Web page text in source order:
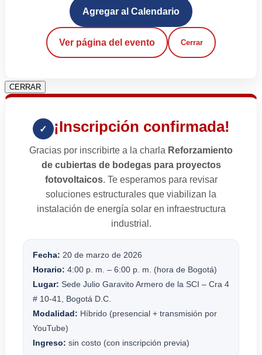
Agregar al Calendario
Ver página del evento Cerrar
CERRAR
✓ ¡Inscripción confirmada!
Gracias por inscribirte a la charla Reforzamiento
de cubiertas de bodegas para proyectos
fotovoltaicos. Te esperamos para revisar
soluciones estructurales que viabilizan la
instalación de energía solar en infraestructura
industrial.
Fecha: 20 de marzo de 2026
Horario: 4:00 p. m. – 6:00 p. m. (hora de Bogotá)
Lugar: Sede Julio Garavito Armero de la SCI – Cra 4
# 10-41, Bogotá D.C.
Modalidad: Híbrido (presencial + transmisión por
YouTube)
Ingreso: sin costo (con inscripción previa)